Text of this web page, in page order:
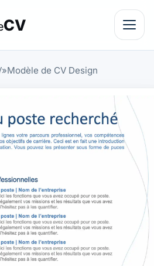
CV
»Modèle de CV Design